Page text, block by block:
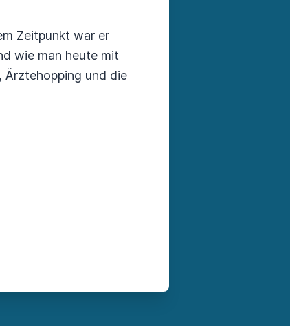
Zeitpunkt war er
wie man heute mit
Ärztehopping und die